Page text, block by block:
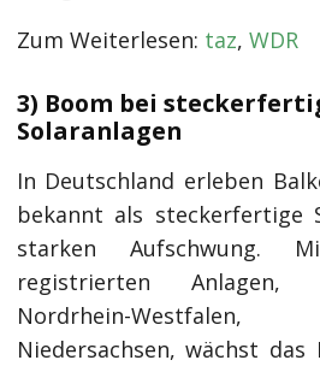
Zum Weiterlesen: taz, WDR
3) Boom bei
Solaranlagen
In Deutschland erleben
bekannt als steckerfertige
starken Aufschwung.
registrierten Anlagen,
Nordrhein-
Niedersachsen, wächst